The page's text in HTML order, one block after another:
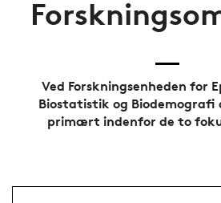
Ved Forskningsenheden for
Biostatistik og Biodemografi
primært indenfor de to